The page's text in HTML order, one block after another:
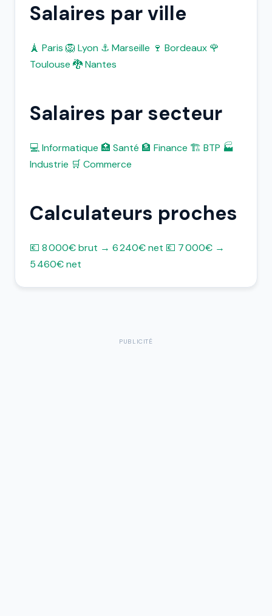
Salaires par ville
🗼 Paris 🦁 Lyon ⚓ Marseille 🍷 Bordeaux 🌹
Toulouse 🐉 Nantes
Salaires par secteur
💻 Informatique 🏥 Santé 🏦 Finance 🏗️ BTP 🏭
Industrie 🛒 Commerce
Calculateurs proches
💶 8 000€ brut → 6 240€ net 💶 7 000€ →
5 460€ net
PUBLICITÉ